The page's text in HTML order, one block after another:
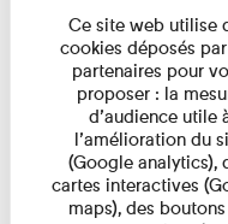
Lecture
Marie Cosnay — Toi
l'Imprimerie n°10 À ...
Pages
Ce site web utilise
cookies déposés
partenaires pour
proposer : la
d’audience utile
l’amélioration du
(Google analytics),
cartes interactives
maps), des